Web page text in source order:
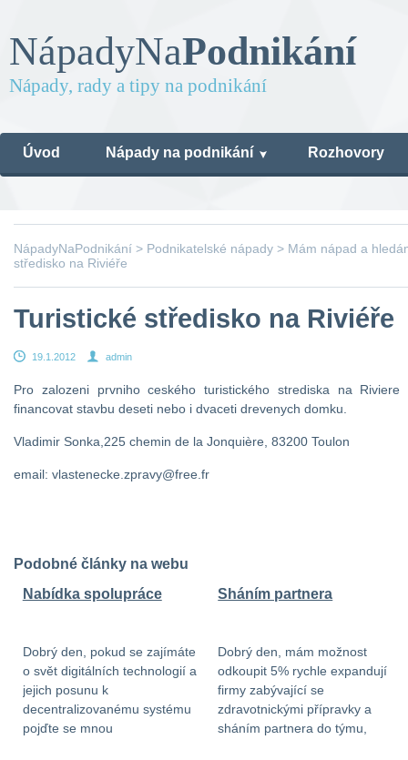
NápadyNaPodnikání
Nápady, rady a tipy na podnikání
Úvod Nápady na podnikání Rozhovory
NápadyNaPodnikání > Podnikatelské nápady > Mám nápad a
středisko na Riviéře
Turistické středisko na Riviéře
19.1.2012 admin
Pro zalozeni prvniho ceského turistického strediska na
financovat stavbu deseti nebo i dvaceti drevenych domku.
Vladimir Sonka,225 chemin de la Jonquière, 83200 Toulon
email: vlastenecke.zpravy@free.fr
Podobné články na webu
Nabídka spolupráce
Dobrý den, pokud se zajímáte
o svět digitálních technologií a
jejich posunu k
decentralizovanému systému
pojďte se mnou
Sháním partnera
Dobrý den, mám možnost
odkoupit 5% rychle expandují
firmy zabývající se
zdravotnickými přípravky a
sháním partnera do týmu,